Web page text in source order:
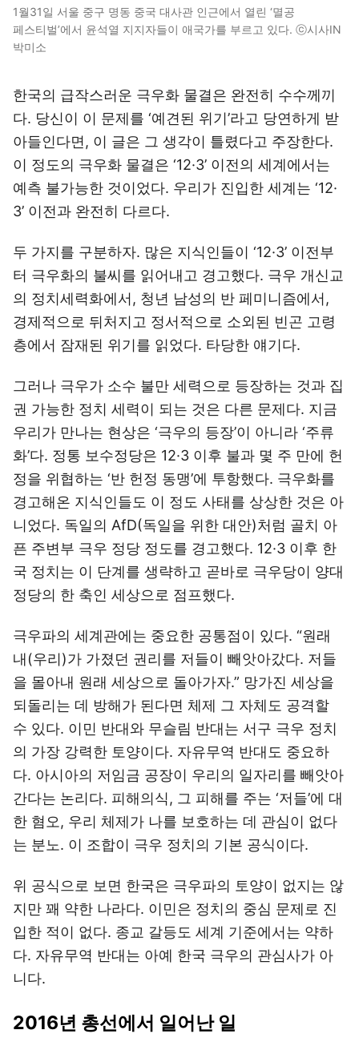
1월31일 서울 중구 명동 중국 대사관 인근에서 열린 ‘멸공
페스티벌’에서 윤석열 지지자들이 애국가를 부르고 있다. ⓒ시사IN
박미소
한국의 급작스러운 극우화 물결은 완전히 수수께끼
다. 당신이 이 문제를 ‘예견된 위기’라고 당연하게 받
아들인다면, 이 글은 그 생각이 틀렸다고 주장한다.
이 정도의 극우화 물결은 ‘12·3’ 이전의 세계에서는
예측 불가능한 것이었다. 우리가 진입한 세계는 ‘12·
3’ 이전과 완전히 다르다.
두 가지를 구분하자. 많은 지식인들이 ‘12·3’ 이전부
터 극우화의 불씨를 읽어내고 경고했다. 극우 개신교
의 정치세력화에서, 청년 남성의 반 페미니즘에서,
경제적으로 뒤처지고 정서적으로 소외된 빈곤 고령
층에서 잠재된 위기를 읽었다. 타당한 얘기다.
그러나 극우가 소수 불만 세력으로 등장하는 것과 집
권 가능한 정치 세력이 되는 것은 다른 문제다. 지금
우리가 만나는 현상은 ‘극우의 등장’이 아니라 ‘주류
화’다. 정통 보수정당은 12·3 이후 불과 몇 주 만에 헌
정을 위협하는 ‘반 헌정 동맹’에 투항했다. 극우화를
경고해온 지식인들도 이 정도 사태를 상상한 것은 아
니었다. 독일의 AfD(독일을 위한 대안)처럼 골치 아
픈 주변부 극우 정당 정도를 경고했다. 12·3 이후 한
국 정치는 이 단계를 생략하고 곧바로 극우당이 양대
정당의 한 축인 세상으로 점프했다.
극우파의 세계관에는 중요한 공통점이 있다. “원래
내(우리)가 가졌던 권리를 저들이 빼앗아갔다. 저들
을 몰아내 원래 세상으로 돌아가자.” 망가진 세상을
되돌리는 데 방해가 된다면 체제 그 자체도 공격할
수 있다. 이민 반대와 무슬림 반대는 서구 극우 정치
의 가장 강력한 토양이다. 자유무역 반대도 중요하
다. 아시아의 저임금 공장이 우리의 일자리를 빼앗아
간다는 논리다. 피해의식, 그 피해를 주는 ‘저들’에 대
한 혐오, 우리 체제가 나를 보호하는 데 관심이 없다
는 분노. 이 조합이 극우 정치의 기본 공식이다.
위 공식으로 보면 한국은 극우파의 토양이 없지는 않
지만 꽤 약한 나라다. 이민은 정치의 중심 문제로 진
입한 적이 없다. 종교 갈등도 세계 기준에서는 약하
다. 자유무역 반대는 아예 한국 극우의 관심사가 아
니다.
2016년 총선에서 일어난 일